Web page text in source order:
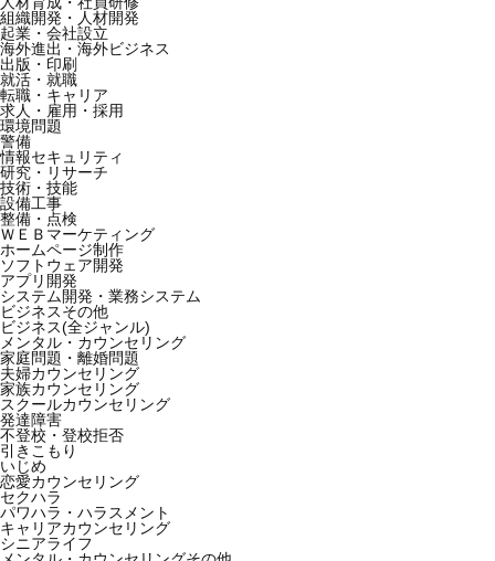
組織開発・人材開発
起業・会社設立
海外進出・海外ビジネス
出版・印刷
就活・就職
転職・キャリア
求人・雇用・採用
環境問題
警備
情報セキュリティ
研究・リサーチ
技術・技能
設備工事
整備・点検
ＷＥＢマーケティング
ホームページ制作
ソフトウェア開発
アプリ開発
システム開発・業務システム
ビジネスその他
ビジネス(全ジャンル)
メンタル・カウンセリング
家庭問題・離婚問題
夫婦カウンセリング
家族カウンセリング
スクールカウンセリング
発達障害
不登校・登校拒否
引きこもり
いじめ
恋愛カウンセリング
セクハラ
パワハラ・ハラスメント
キャリアカウンセリング
シニアライフ